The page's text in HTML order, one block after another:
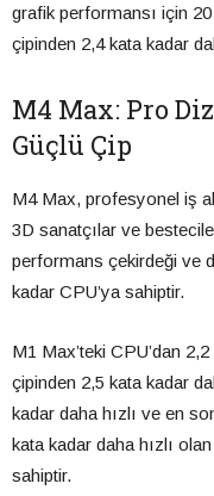
grafik performansı için
çipinden 2,4 kata kadar
M4 Max: Pro
Güçlü Çip
M4 Max, profesyonel iş
3D sanatçılar ve
performans çekirdeği ve
kadar CPU’ya sahiptir.
M1 Max’teki CPU’dan
çipinden 2,5 kata kadar
kadar daha hızlı ve en
kata kadar daha hızlı
sahiptir.